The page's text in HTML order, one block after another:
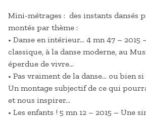
Mini-métrages : des instants dansés
montés par thème :
• Danse en intérieur… 4 mn 47 – 2015
classique, à la danse moderne, au
éperdue de vivre…
• Pas vraiment de la danse… ou bien
Un montage subjectif de ce qui
et nous inspirer…
• Les enfants ! 5 mn 12 – 2015 – Une